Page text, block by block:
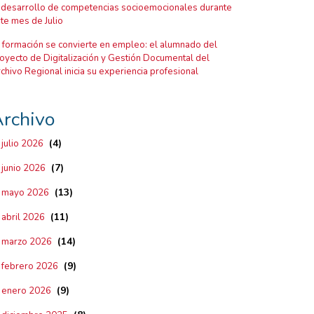
de competencias socioemocionales durante
mes de Julio
formación se convierte en empleo: el alumnado del
de Digitalización y Gestión Documental del
Regional inicia su experiencia profesional
julio 2026 (4)
junio 2026 (7)
mayo 2026 (13)
abril 2026 (11)
marzo 2026 (14)
febrero 2026 (9)
enero 2026 (9)